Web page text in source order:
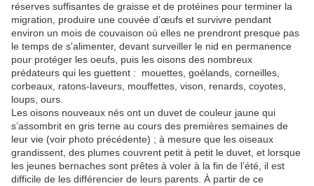
réserves suffisantes de graisse et de protéines pour terminer la
migration, produire une couvée d’œufs et survivre pendant
environ un mois de couvaison où elles ne prendront presque pas
le temps de s'alimenter, devant surveiller le nid en permanence
pour protéger les oeufs, puis les oisons des nombreux
prédateurs qui les guettent :
mouettes, goélands, corneilles,
corbeaux, ratons-laveurs, mouffettes, vison, renards, coyotes,
loups, ours.
Les oisons nouveaux nés ont un duvet de couleur jaune qui
s’assombrit en gris terne au cours des premières semaines de
leur vie (voir photo précédente) ; à mesure que les oiseaux
grandissent, des plumes couvrent petit à petit le duvet, et lorsque
les jeunes bernaches sont prêtes à voler à la fin de l’été, il est
difficile de les différencier de leurs parents. À partir de ce